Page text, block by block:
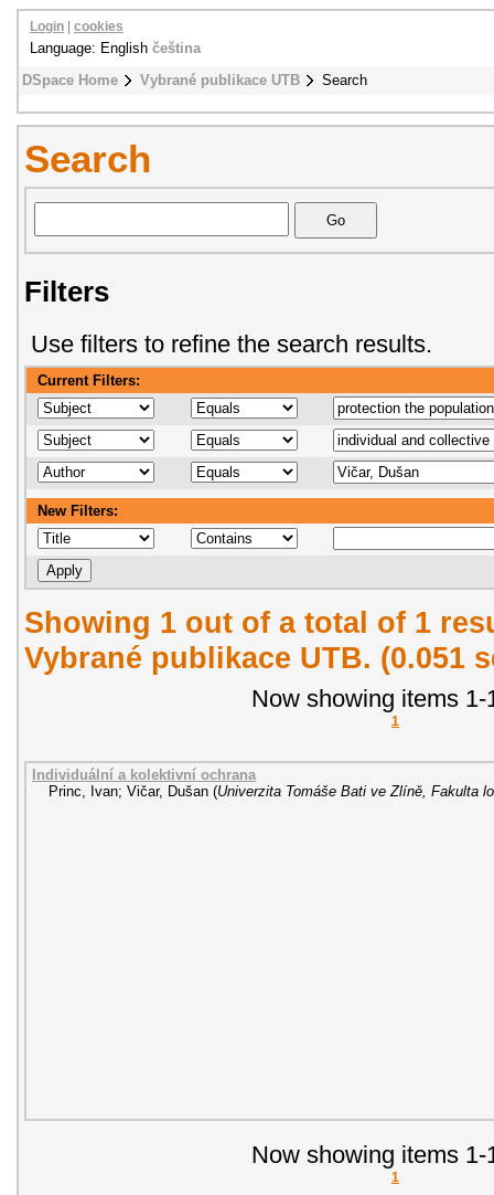
DSpace Home Vybrané publikace UTB Search
Login cookies
Language: English čeština
Search
Filters
Use filters to refine the search results.
Current Filters:
New Filters:
Showing 1 out of a total of 1
Vybrané publikace UTB. (0.051
Now showing items 1-
1
Individuální a kolektivní ochrana
Princ, Ivan; Vičar, Dušan (Univerzita Tomáše Bati ve Zlíně, Fakulta
Now showing items 1-
1